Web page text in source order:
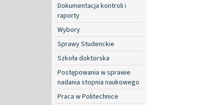
Dokumentacja kontroli i
raporty
Wybory
Sprawy Studenckie
Szkoła doktorska
Postępowania w sprawie
nadania stopnia naukowego
Praca w Politechnice